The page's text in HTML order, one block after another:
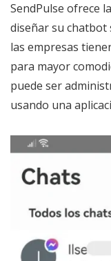
SendPulse ofrece
diseñar su chatbot
las empresas
para mayor
puede ser
usando una